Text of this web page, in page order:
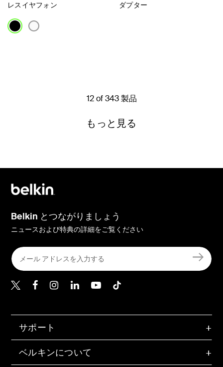
レスイヤフォン
ダプター
12 of 343 製品
もっと見る
サポート
ベルキンについて
Belkin とつながりましょう
ニュースおよび特典の詳細をご覧ください
Belkin Twitter
Belkin Facebook
Belkin Instagram
Belkin LinkedIn
Belkin Youtube
Belkin TikTok